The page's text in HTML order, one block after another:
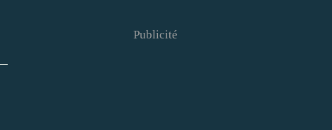
Publicité